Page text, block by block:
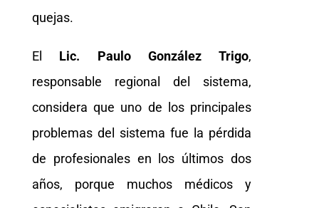
quejas.
El Lic. Paulo González Trigo,
responsable regional del sistema,
considera que uno de los principales
problemas del sistema fue la pérdida
de profesionales en los últimos dos
años, porque muchos médicos y